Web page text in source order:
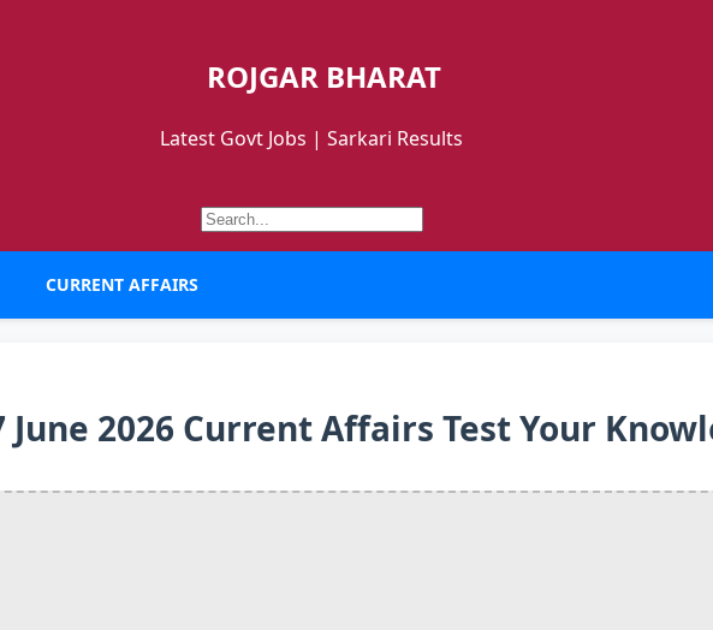
ROJGAR BHARAT
Latest Govt Jobs | Sarkari Results
CURRENT AFFAIRS
June 2026 Current Affairs Test Your